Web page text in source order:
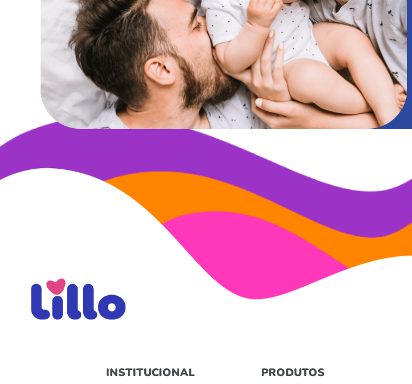
INSTITUCIONAL PRODUTOS